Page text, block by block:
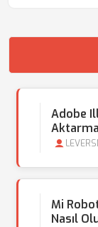
Adobe
Aktarma
Mi
Nasıl